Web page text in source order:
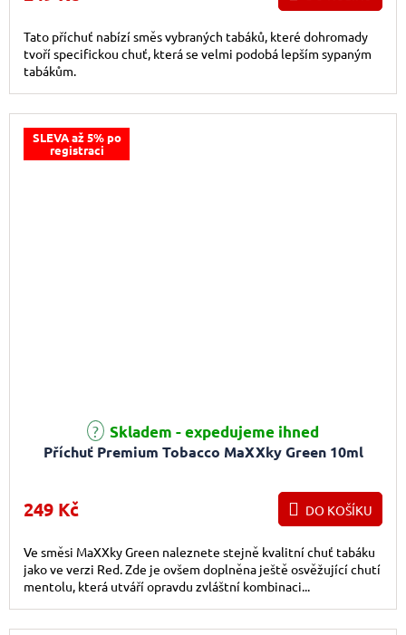
Tato příchuť nabízí směs vybraných tabáků, které dohromady
tvoří specifickou chuť, která se velmi podobá lepším sypaným
tabákům.
SLEVA až 5% po
registraci
Příchuť Premium Tobacco MaXXky Green 10ml
Skladem - expedujeme ihned
249 Kč DO KOŠÍKU
Ve směsi MaXXky Green naleznete stejně kvalitní chuť tabáku
jako ve verzi Red. Zde je ovšem doplněna ještě osvěžující chutí
mentolu, která utváří opravdu zvláštní kombinaci...